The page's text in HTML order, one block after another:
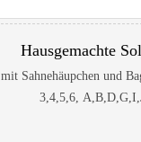
Hausgemachte
mit Sahnehäupchen und
3,4,5,6,